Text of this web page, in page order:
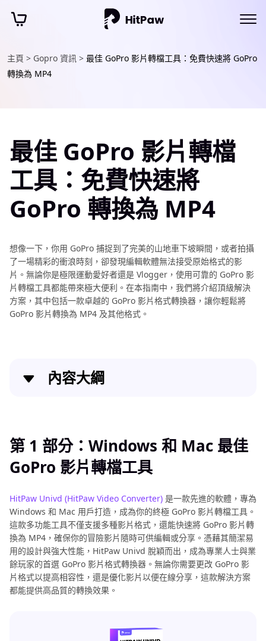
主頁 > Gopro 資訊 > 最佳 GoPro 影片轉檔工具：免費快速將 GoPro
轉換為 MP4
最佳 GoPro 影片轉檔
工具：免費快速將
GoPro 轉換為 MP4
想像一下，你用 GoPro 捕捉到了完美的山地車下坡瞬間，或者拍攝
了一場精彩的衝浪時刻，卻發現編輯軟體無法接受原始格式的影
片。無論你是極限運動愛好者還是 Vlogger，使用可靠的 GoPro 影
片轉檔工具都能帶來極大便利。在本指南中，我們將介紹頂級解決
方案，其中包括一款卓越的 GoPro 影片格式轉換器，讓你輕鬆將
GoPro 影片轉換為 MP4 及其他格式。
內容大綱
第 2 部分：其他推薦的 GoPro 影片轉檔工具
第 1 部分：Windows 和 Mac 最佳
GoPro 影片轉檔工具
HitPaw Univd (HitPaw Video Converter) 是一款先進的軟體，專為
Windows 和 Mac 用戶打造，成為你的終極 GoPro 影片轉檔工具。
這款多功能工具不僅支援多種影片格式，還能快速將 GoPro 影片轉
換為 MP4，確保你的冒險影片隨時可供編輯或分享。憑藉其簡潔易
用的設計與強大性能，HitPaw Univd 脫穎而出，成為專業人士與業
餘玩家的首選 GoPro 影片格式轉換器。無論你需要更改 GoPro 影
片格式以提高相容性，還是優化影片以便在線分享，這款解決方案
都能提供高品質的轉換效果。